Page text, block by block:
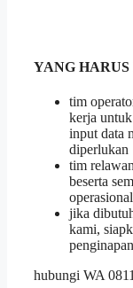
YANG
tim
kerja
input data
diperlukan
tim
beserta
jika
kami,
hubungi WA